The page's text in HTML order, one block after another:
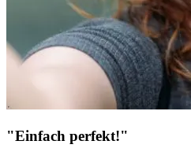
"Einfach perfekt!"